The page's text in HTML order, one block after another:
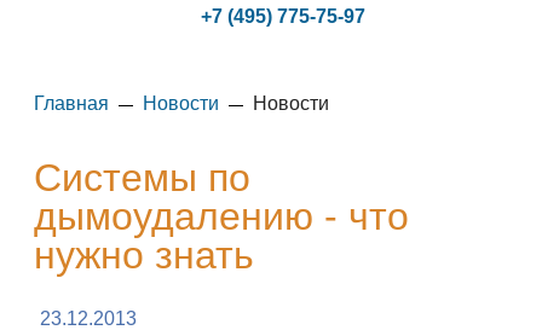
+7 (495) 775-75-97
Главная Новости Новости
Системы по
дымоудалению - что
нужно знать
23.12.2013